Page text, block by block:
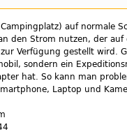
auf normale
den Strom nutzen, der auf
Verfügung gestellt wird.
sondern ein
hat. So kann man
Laptop und